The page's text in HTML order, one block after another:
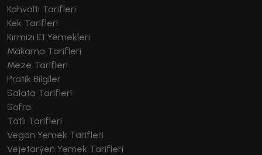
Kahvaltı Tarifleri
Kek Tarifleri
Kırmızı Et Yemekleri
Makarna Tarifleri
Meze Tarifleri
Pratik Bilgiler
Salata Tarifleri
Sofra
Tatlı Tarifleri
Vegan Yemek Tarifleri
Vejetaryen Yemek Tarifleri